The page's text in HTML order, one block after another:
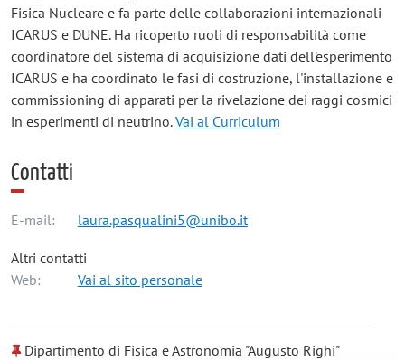
Fisica Nucleare e fa parte delle collaborazioni internazionali
ICARUS e DUNE. Ha ricoperto ruoli di responsabilità come
coordinatore del sistema di acquisizione dati dell'esperimento
ICARUS e ha coordinato le fasi di costruzione, l'installazione e
commissioning di apparati per la rivelazione dei raggi cosmici
in esperimenti di neutrino.Vai al Curriculum
Contatti
E-mail: laura.pasqualini5@unibo.it
Altri contatti
Web:
Vai al sito personale
Dipartimento di Fisica e Astronomia "Augusto Righi"